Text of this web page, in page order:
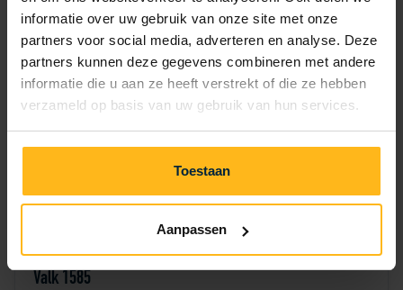
informatie over uw gebruik van onze site met onze
partners voor social media, adverteren en analyse. Deze
partners kunnen deze gegevens combineren met andere
informatie die u aan ze heeft verstrekt of die ze hebben
verzameld op basis van uw gebruik van hun services.
Toestaan
Aanpassen
7 8 9 10 11 12
14 15 16 17 18 19 20
28 29 30
Valk 1585